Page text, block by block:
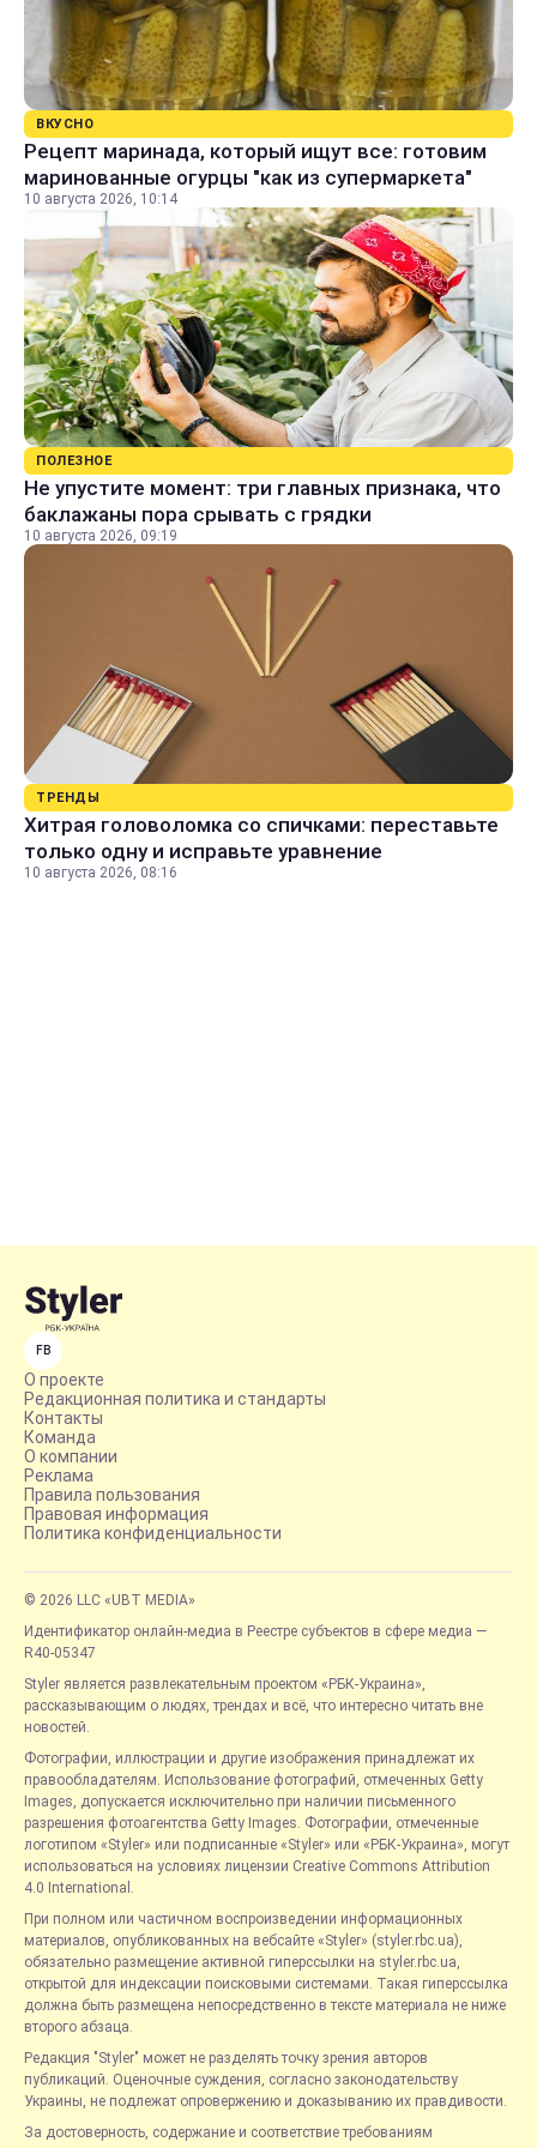
ВКУСНО
Рецепт маринада, который ищут все: готовим
маринованные огурцы "как из супермаркета"
10 августа 2026, 10:14
ПОЛЕЗНОЕ
Не упустите момент: три главных признака, что
баклажаны пора срывать с грядки
10 августа 2026, 09:19
ТРЕНДЫ
Хитрая головоломка со спичками: переставьте
только одну и исправьте уравнение
10 августа 2026, 08:16
FB
О проекте
Редакционная политика и стандарты
Контакты
Команда
О компании
Реклама
Правила пользования
Правовая информация
Политика конфиденциальности
© 2026 LLC «UBT MEDIA»
Идентификатор онлайн-медиа в Реестре субъектов в сфере медиа —
R40-05347
Styler является развлекательным проектом «РБК-Украина»,
рассказывающим о людях, трендах и всё, что интересно читать вне
новостей.
Фотографии, иллюстрации и другие изображения принадлежат их
правообладателям. Использование фотографий, отмеченных Getty
Images, допускается исключительно при наличии письменного
разрешения фотоагентства Getty Images. Фотографии, отмеченные
логотипом «Styler» или подписанные «Styler» или «РБК-Украина», могут
использоваться на условиях лицензии Creative Commons Attribution
4.0 International.
При полном или частичном воспроизведении информационных
материалов, опубликованных на вебсайте «Styler» (styler.rbc.ua),
обязательно размещение активной гиперссылки на styler.rbc.ua,
открытой для индексации поисковыми системами. Такая гиперссылка
должна быть размещена непосредственно в тексте материала не ниже
второго абзаца.
Редакция "Styler" может не разделять точку зрения авторов
публикаций. Оценочные суждения, согласно законодательству
Украины, не подлежат опровержению и доказыванию их правдивости.
За достоверность, содержание и соответствие требованиям